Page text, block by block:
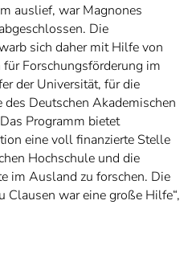
auslief, war Magnones
Die
sich daher mit Hilfe von
Forschungsförderung im
der Universität, für die
Deutschen Akademischen
Programm bietet
eine voll finanzierte Stelle
Hochschule und die
im Ausland zu forschen. Die
Clausen war eine große Hilfe“,